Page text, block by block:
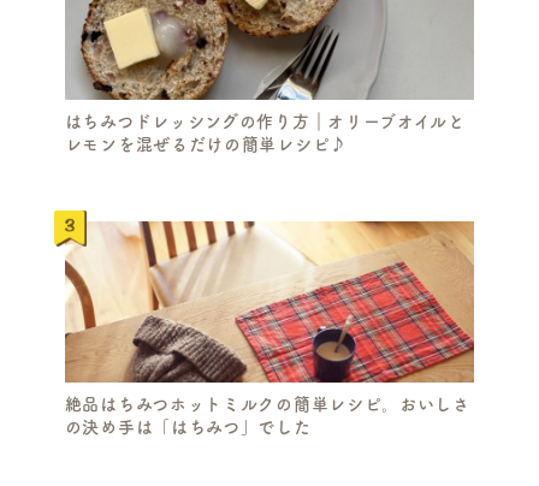
はちみつドレッシングの作り方｜オリーブオイルと
レモンを混ぜるだけの簡単レシピ♪
絶品はちみつホットミルクの簡単レシピ。おいしさ
の決め手は「はちみつ」でした